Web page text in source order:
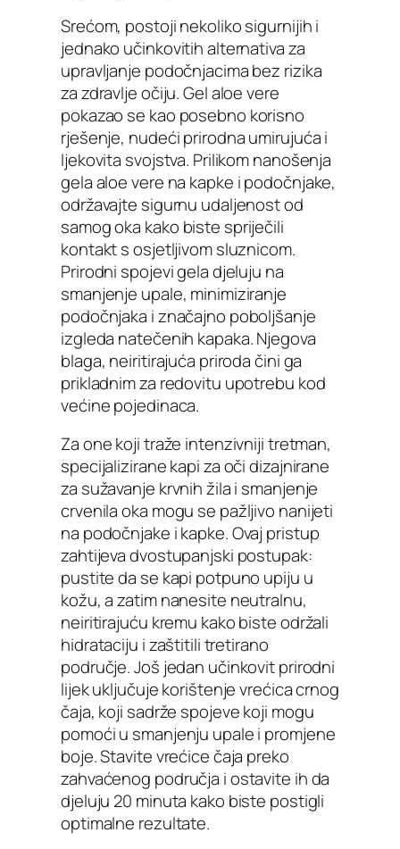
Srećom, postoji nekoliko sigurnijih i
jednako učinkovitih alternativa za
upravljanje podočnjacima bez rizika
za zdravlje očiju. Gel aloe vere
pokazao se kao posebno korisno
rješenje, nudeći prirodna umirujuća i
ljekovita svojstva. Prilikom nanošenja
gela aloe vere na kapke i podočnjake,
održavajte sigurnu udaljenost od
samog oka kako biste spriječili
kontakt s osjetljivom sluznicom.
Prirodni spojevi gela djeluju na
smanjenje upale, minimiziranje
podočnjaka i značajno poboljšanje
izgleda natečenih kapaka. Njegova
blaga, neiritirajuća priroda čini ga
prikladnim za redovitu upotrebu kod
većine pojedinaca.
Za one koji traže intenzivniji tretman,
specijalizirane kapi za oči dizajnirane
za sužavanje krvnih žila i smanjenje
crvenila oka mogu se pažljivo nanijeti
na podočnjake i kapke. Ovaj pristup
zahtijeva dvostupanjski postupak:
pustite da se kapi potpuno upiju u
kožu, a zatim nanesite neutralnu,
neiritirajuću kremu kako biste održali
hidrataciju i zaštitili tretirano
područje. Još jedan učinkovit prirodni
lijek uključuje korištenje vrećica crnog
čaja, koji sadrže spojeve koji mogu
pomoći u smanjenju upale i promjene
boje. Stavite vrećice čaja preko
zahvaćenog područja i ostavite ih da
djeluju 20 minuta kako biste postigli
optimalne rezultate.